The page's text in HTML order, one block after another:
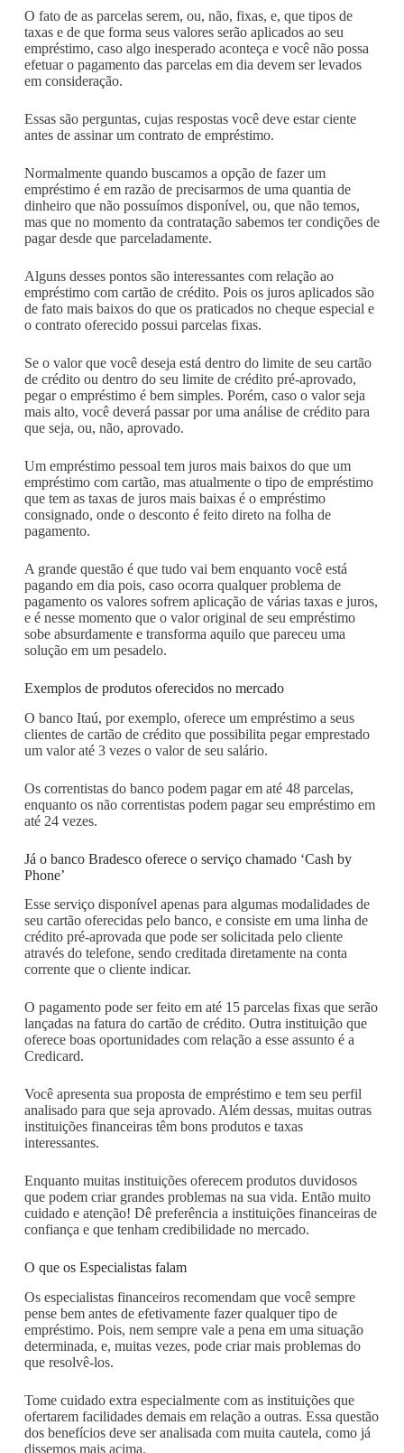
O fato de as parcelas serem, ou, não, fixas, e, que tipos de
taxas e de que forma seus valores serão aplicados ao seu
empréstimo, caso algo inesperado aconteça e você não possa
efetuar o pagamento das parcelas em dia devem ser levados
em consideração.
Essas são perguntas, cujas respostas você deve estar ciente
antes de assinar um contrato de empréstimo.
Normalmente quando buscamos a opção de fazer um
empréstimo é em razão de precisarmos de uma quantia de
dinheiro que não possuímos disponível, ou, que não temos,
mas que no momento da contratação sabemos ter condições de
pagar desde que parceladamente.
Alguns desses pontos são interessantes com relação ao
empréstimo com cartão de crédito. Pois os juros aplicados são
de fato mais baixos do que os praticados no cheque especial e
o contrato oferecido possui parcelas fixas.
Se o valor que você deseja está dentro do limite de seu cartão
de crédito ou dentro do seu limite de crédito pré-aprovado,
pegar o empréstimo é bem simples. Porém, caso o valor seja
mais alto, você deverá passar por uma análise de crédito para
que seja, ou, não, aprovado.
Um empréstimo pessoal tem juros mais baixos do que um
empréstimo com cartão, mas atualmente o tipo de empréstimo
que tem as taxas de juros mais baixas é o empréstimo
consignado, onde o desconto é feito direto na folha de
pagamento.
A grande questão é que tudo vai bem enquanto você está
pagando em dia pois, caso ocorra qualquer problema de
pagamento os valores sofrem aplicação de várias taxas e juros,
e é nesse momento que o valor original de seu empréstimo
sobe absurdamente e transforma aquilo que pareceu uma
solução em um pesadelo.
Exemplos de produtos oferecidos no mercado
O banco Itaú, por exemplo, oferece um empréstimo a seus
clientes de cartão de crédito que possibilita pegar emprestado
um valor até 3 vezes o valor de seu salário.
Os correntistas do banco podem pagar em até 48 parcelas,
enquanto os não correntistas podem pagar seu empréstimo em
até 24 vezes.
Já o banco Bradesco oferece o serviço chamado ‘Cash by
Phone’
Esse serviço disponível apenas para algumas modalidades de
seu cartão oferecidas pelo banco, e consiste em uma linha de
crédito pré-aprovada que pode ser solicitada pelo cliente
através do telefone, sendo creditada diretamente na conta
corrente que o cliente indicar.
O pagamento pode ser feito em até 15 parcelas fixas que serão
lançadas na fatura do cartão de crédito. Outra instituição que
oferece boas oportunidades com relação a esse assunto é a
Credicard.
Você apresenta sua proposta de empréstimo e tem seu perfil
analisado para que seja aprovado. Além dessas, muitas outras
instituições financeiras têm bons produtos e taxas
interessantes.
Enquanto muitas instituições oferecem produtos duvidosos
que podem criar grandes problemas na sua vida. Então muito
cuidado e atenção! Dê preferência a instituições financeiras de
confiança e que tenham credibilidade no mercado.
O que os Especialistas falam
Os especialistas financeiros recomendam que você sempre
pense bem antes de efetivamente fazer qualquer tipo de
empréstimo. Pois, nem sempre vale a pena em uma situação
determinada, e, muitas vezes, pode criar mais problemas do
que resolvê-los.
Tome cuidado extra especialmente com as instituições que
ofertarem facilidades demais em relação a outras. Essa questão
dos benefícios deve ser analisada com muita cautela, como já
dissemos mais acima.